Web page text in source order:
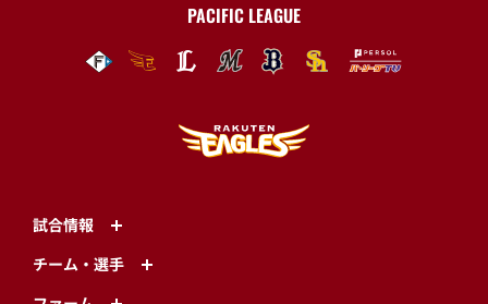
PACIFIC LEAGUE
試合情報
チーム・選手